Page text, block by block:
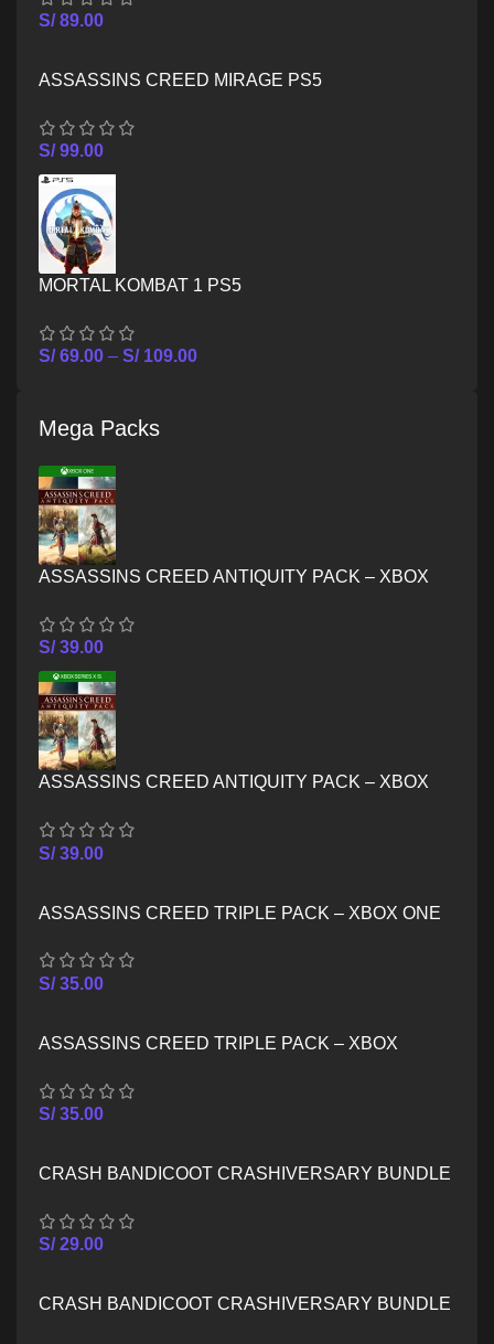
S/89.00
ASSASSINS CREED MIRAGE PS5
S/99.00
MORTAL KOMBAT 1 PS5
S/69.00 – S/109.00
Mega Packs
ASSASSINS CREED ANTIQUITY PACK – XBOX
S/39.00
ASSASSINS CREED ANTIQUITY PACK – XBOX
S/39.00
ASSASSINS CREED TRIPLE PACK – XBOX ONE
S/35.00
ASSASSINS CREED TRIPLE PACK – XBOX
S/35.00
CRASH BANDICOOT CRASHIVERSARY BUNDLE
S/29.00
CRASH BANDICOOT CRASHIVERSARY BUNDLE